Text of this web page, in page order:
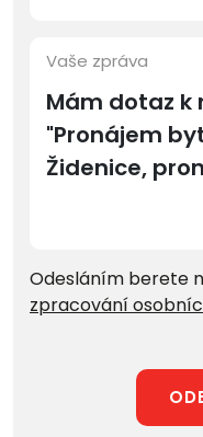
Vaše zpráva
Odesláním berete
zpracování